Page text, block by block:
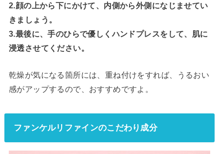
2.顔の上から下にかけて、内側から外側になじませてい
きましょう。
3.最後に、手のひらで優しくハンドプレスをして、肌に
浸透させてください。
乾燥が気になる箇所には、重ね付けをすれば、うるおい
感がアップするので、おすすめですよ。
ファンケルリファインのこだわり成分